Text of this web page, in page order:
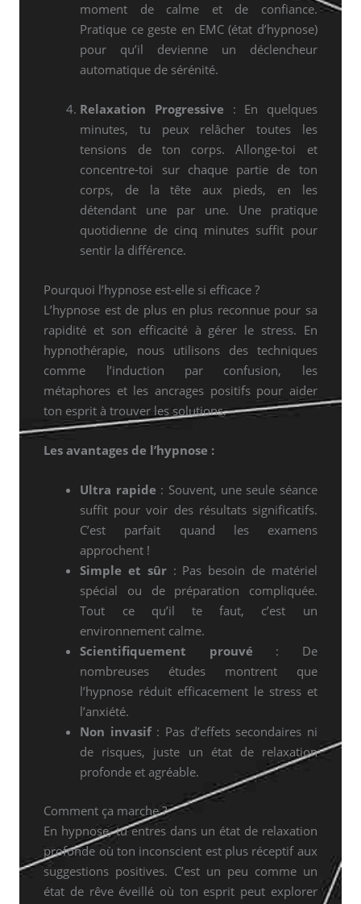
moment de calme et de confiance.
Pratique ce geste en EMC (état d’hypnose)
pour qu’il devienne un déclencheur
automatique de sérénité.
Relaxation Progressive : En quelques
minutes, tu peux relâcher toutes les
tensions de ton corps. Allonge-toi et
concentre-toi sur chaque partie de ton
corps, de la tête aux pieds, en les
détendant une par une. Une pratique
quotidienne de cinq minutes suffit pour
sentir la différence.
Pourquoi l’hypnose est-elle si efficace ?
L’hypnose est de plus en plus reconnue pour sa
rapidité et son efficacité à gérer le stress. En
hypnothérapie, nous utilisons des techniques
comme l’induction par confusion, les
métaphores et les ancrages positifs pour aider
ton esprit à trouver les solutions.
Les avantages de l’hypnose :
Ultra rapide : Souvent, une seule séance
suffit pour voir des résultats significatifs.
C’est parfait quand les examens
approchent !
Simple et sûr: Pas besoin de matériel
spécial ou de préparation compliquée.
Tout ce qu’il te faut, c’est un
environnement calme.
Scientifiquement prouvé : De
nombreuses études montrent que
l’hypnose réduit efficacement le stress et
l’anxiété.
Non invasif: Pas d’effets secondaires ni
de risques, juste un état de relaxation
profonde et agréable.
Comment ça marche ?
En hypnose, tu entres dans un état de relaxation
profonde où ton inconscient est plus réceptif aux
suggestions positives. C’est un peu comme un
état de rêve éveillé où ton esprit peut explorer